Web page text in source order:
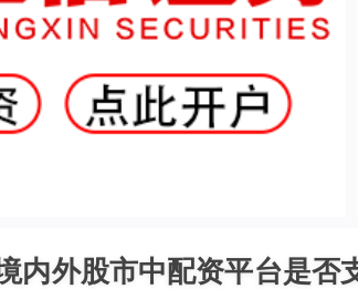
内外股市中配资平台是否